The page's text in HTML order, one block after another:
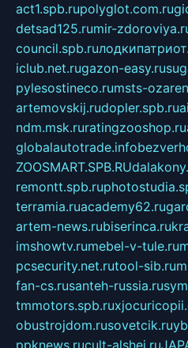
act1.spb.rupolyglot.com.ru
detsad125.rumir-
council.spb.ru
iclub.net.rugazon-easy.ru
pylesostineco.rumsts-
artemovskij.rudopler.spb.ru
ndm.msk.ruratingzooshop.ru
globalautotrade.info
ZOOSMART.SPB.RU
remontt.spb.ru
terramia.ruacademy62.ru
artem-news.rubiserinca.ru
imshowtv.rumebel-v-tule.ru
pcsecurity.net.rutool-sib.ru
fan-cs.rusanteh-russia.ru
tmmotors.spb.ru
obustrojdom.rusovetcik.ru
ppknews.rucult-alshei.ru